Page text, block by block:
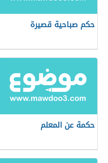
حكم صباحية قصيرة
حكمة عن المعلم